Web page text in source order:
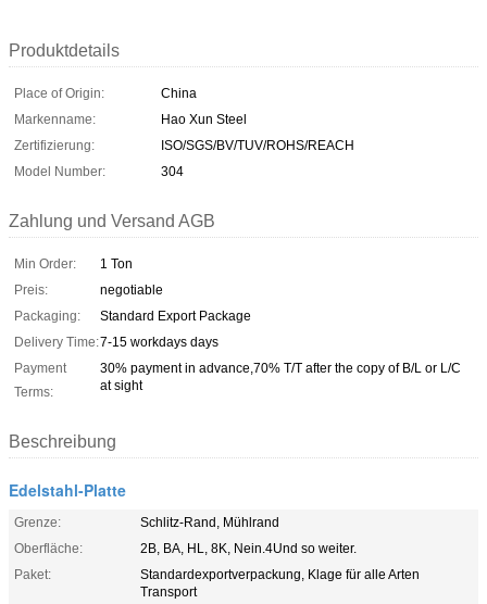
Produktdetails
Place of Origin:
China
Markenname:
Hao Xun Steel
Zertifizierung:
ISO/SGS/BV/TUV/ROHS/REACH
Model Number:
304
Zahlung und Versand AGB
Min Order:
1 Ton
Preis:
negotiable
Packaging:
Standard Export Package
Delivery Time:7-15 workdays days
Payment
Terms:
30% payment in advance,70% T/T after the copy of B/L or L/C
at sight
Beschreibung
Edelstahl-Platte
Grenze:
Schlitz-Rand, Mühlrand
Oberfläche:
2B, BA, HL, 8K, Nein.4Und so weiter.
Paket:
Standardexportverpackung, Klage für alle Arten
Transport